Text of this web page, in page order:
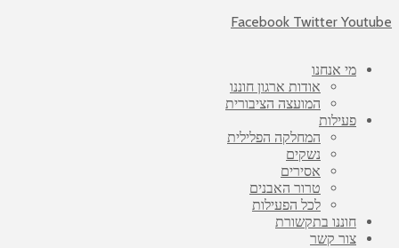
Facebook Twitter Youtube
מי אנחנו
אודות ארגון חוננו
המועצה הציבורית
פעילות
המחלקה הפלילית
נשקים
אסירים
טרור האבנים
לכל הפעילות
חוננו בתקשורת
צור קשר